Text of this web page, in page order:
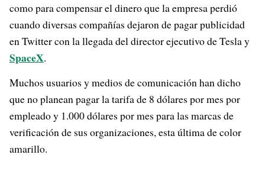
como para compensar el dinero que la empresa perdió
cuando diversas compañías dejaron de pagar publicidad
en Twitter con la llegada del director ejecutivo de Tesla y
SpaceX.
Muchos usuarios y medios de comunicación han dicho
que no planean pagar la tarifa de 8 dólares por mes por
empleado y 1.000 dólares por mes para las marcas de
verificación de sus organizaciones, esta última de color
amarillo.